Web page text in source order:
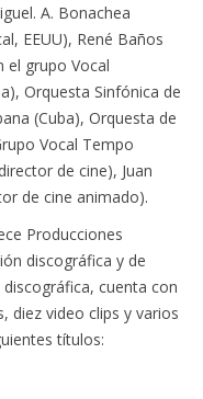
A. Bonachea
EEUU), René Baños
el grupo Vocal
Orquesta Sinfónica de
(Cuba), Orquesta de
Vocal Tempo
de cine), Juan
de cine animado).
Producciones
discográfica y de
cuenta con
diez video clips y varios
títulos: